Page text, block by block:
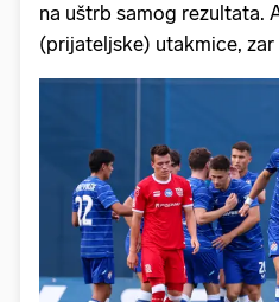
na uštrb samog rezultata.
(prijateljske) utakmice, zar